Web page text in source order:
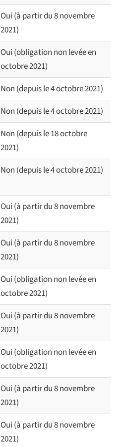
Oui (à partir du 8 novembre
2021)
Oui (obligation non levée en
octobre 2021)
Non (depuis le 4 octobre 2021)
Non (depuis le 4 octobre 2021)
Non (depuis le 18 octobre
2021)
Non (depuis le 4 octobre 2021)
Oui (à partir du 8 novembre
2021)
Oui (à partir du 8 novembre
2021)
Oui (obligation non levée en
octobre 2021)
Oui (à partir du 8 novembre
2021)
Oui (obligation non levée en
octobre 2021)
Oui (à partir du 8 novembre
2021)
Oui (à partir du 8 novembre
2021)